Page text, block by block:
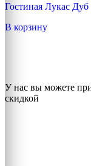
Гостиная Лукас Дуб
В корзину
У нас вы можете
скидкой